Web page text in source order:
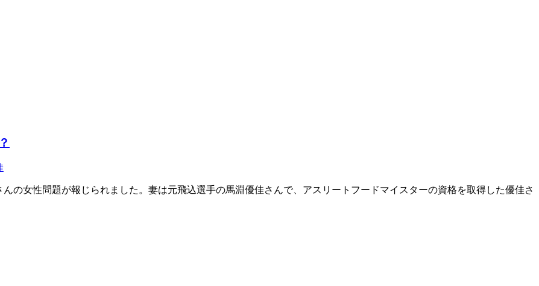
の女性問題が報じられました。妻は元飛込選手の馬淵優佳さんで、アスリートフードマイスターの資格を取得した優佳さ